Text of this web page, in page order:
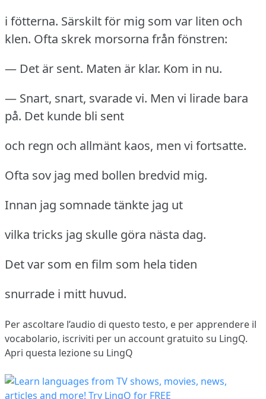
i fötterna. Särskilt för mig som var liten och
klen. Ofta skrek morsorna från fönstren:
— Det är sent. Maten är klar. Kom in nu.
— Snart, snart, svarade vi. Men vi lirade bara
på. Det kunde bli sent
och regn och allmänt kaos, men vi fortsatte.
Ofta sov jag med bollen bredvid mig.
Innan jag somnade tänkte jag ut
vilka tricks jag skulle göra nästa dag.
Det var som en film som hela tiden
snurrade i mitt huvud.
Per ascoltare l’audio di questo testo, e per apprendere il
vocabolario, iscriviti per un account gratuito su LingQ.
Apri questa lezione su LingQ